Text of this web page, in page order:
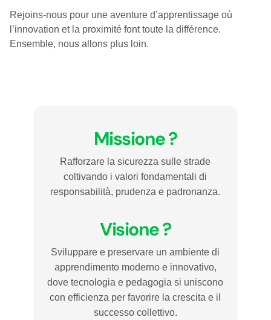
Rejoins-nous pour une aventure d’apprentissage où
l’innovation et la proximité font toute la différence.
Ensemble, nous allons plus loin.
Missione ?
Rafforzare la sicurezza sulle strade
coltivando i valori fondamentali di
responsabilità, prudenza e padronanza.
Visione ?
Sviluppare e preservare un ambiente di
apprendimento moderno e innovativo,
dove tecnologia e pedagogia si uniscono
con efficienza per favorire la crescita e il
successo collettivo.